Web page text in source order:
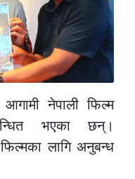
नेपाली फिल्म
भएका छन्।
लागि अनुबन्ध